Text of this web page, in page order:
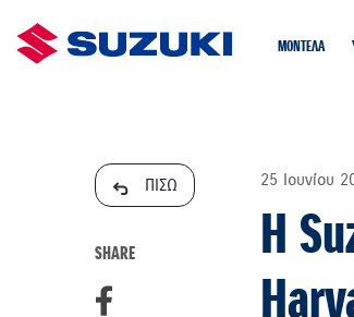
ΜΟΝΤΕΛΑ
ΠΙΣΩ
SHARE
25 Ιουνίου
H